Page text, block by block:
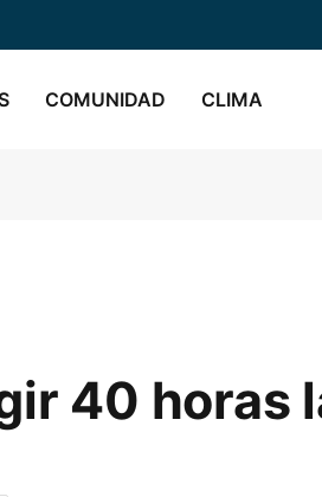
COMUNIDAD CLIMA
40 horas